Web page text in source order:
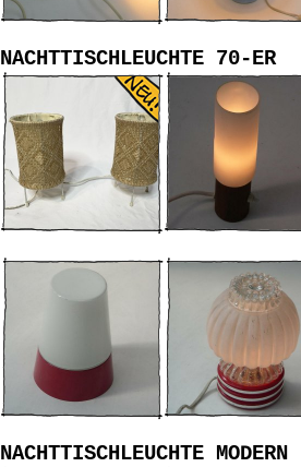
NACHTTISCHLEUCHTE 70-ER
NACHTTISCHLEUCHTE MODERN